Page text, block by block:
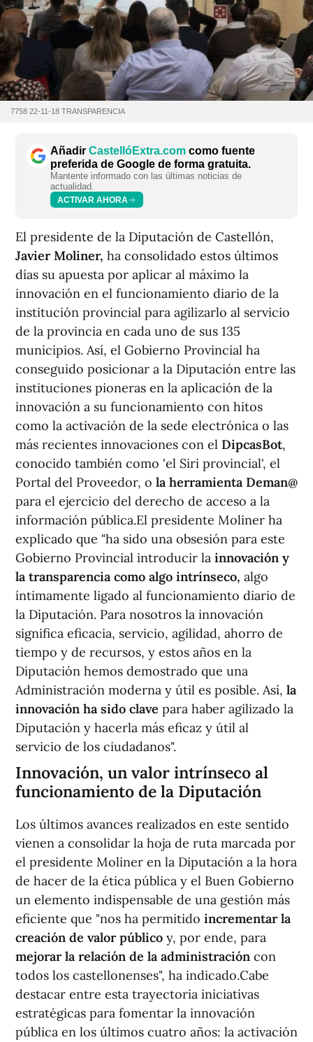
7758 22-11-18 TRANSPARENCIA
Añadir CastellóExtra.com como fuente
preferida de Google de forma gratuita.
Mantente informado con las últimas noticias de
actualidad.
ACTIVAR AHORA
El presidente de la Diputación de Castellón,
Javier Moliner, ha consolidado estos últimos
días su apuesta por aplicar al máximo la
innovación en el funcionamiento diario de la
institución provincial para agilizarlo al servicio
de la provincia en cada uno de sus 135
municipios. Así, el Gobierno Provincial ha
conseguido posicionar a la Diputación entre las
instituciones pioneras en la aplicación de la
innovación a su funcionamiento con hitos
como la activación de la sede electrónica o las
más recientes innovaciones con el DipcasBot,
conocido también como 'el Siri provincial', el
Portal del Proveedor, o la herramienta Deman@
para el ejercicio del derecho de acceso a la
información pública.El presidente Moliner ha
explicado que "ha sido una obsesión para este
Gobierno Provincial introducir la innovación y
la transparencia como algo intrínseco, algo
íntimamente ligado al funcionamiento diario de
la Diputación. Para nosotros la innovación
significa eficacia, servicio, agilidad, ahorro de
tiempo y de recursos, y estos años en la
Diputación hemos demostrado que una
Administración moderna y útil es posible. Así, la
innovación ha sido clave para haber agilizado la
Diputación y hacerla más eficaz y útil al
servicio de los ciudadanos".
Innovación, un valor intrínseco al
funcionamiento de la Diputación
Los últimos avances realizados en este sentido
vienen a consolidar la hoja de ruta marcada por
el presidente Moliner en la Diputación a la hora
de hacer de la ética pública y el Buen Gobierno
un elemento indispensable de una gestión más
eficiente que "nos ha permitido incrementar la
creación de valor público y, por ende, para
mejorar la relación de la administración con
todos los castellonenses", ha indicado.Cabe
destacar entre esta trayectoria iniciativas
estratégicas para fomentar la innovación
pública en los últimos cuatro años: la activación